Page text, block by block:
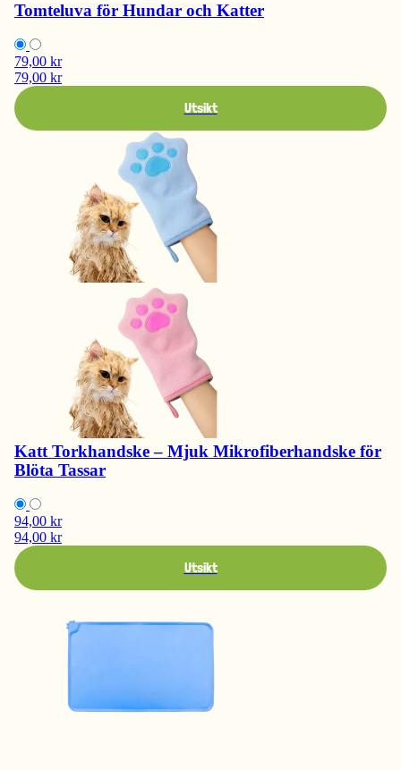
Tomteluva för Hundar och Katter
79,00 kr
79,00 kr
Utsikt
Katt Torkhandske – Mjuk Mikrofiberhandske för
Blöta Tassar
94,00 kr
94,00 kr
Utsikt